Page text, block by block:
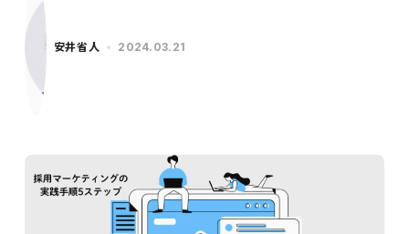
安井省人 2024.03.21